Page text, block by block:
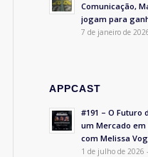
Comunicação,
jogam para
7 de janeiro de
APPCAST
#191 – O Futuro
um Mercado
com Melissa
1 de julho de 2026